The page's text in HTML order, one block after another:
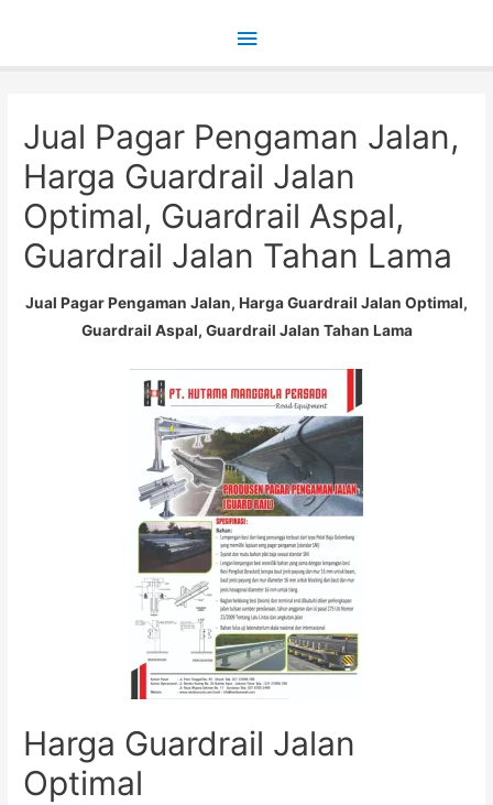
Main
Jual Pagar Pengaman Jalan,
Harga Guardrail Jalan
Optimal, Guardrail Aspal,
Guardrail Jalan Tahan Lama
Jual Pagar Pengaman Jalan, Harga Guardrail Jalan Optimal,
Guardrail Aspal, Guardrail Jalan Tahan Lama
Harga Guardrail Jalan
Optimal